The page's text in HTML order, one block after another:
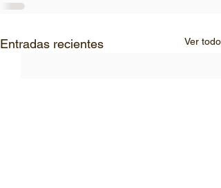
Entradas recientes Ver todo